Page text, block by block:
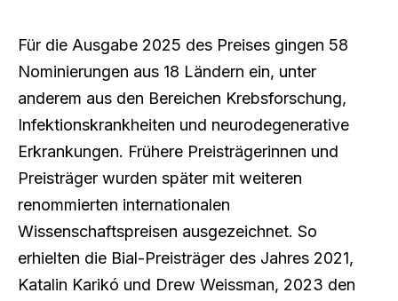
Für die Ausgabe 2025 des Preises gingen 58
Nominierungen aus 18 Ländern ein, unter
anderem aus den Bereichen Krebsforschung,
Infektionskrankheiten und neurodegenerative
Erkrankungen. Frühere Preisträgerinnen und
Preisträger wurden später mit weiteren
renommierten internationalen
Wissenschaftspreisen ausgezeichnet. So
erhielten die Bial-Preisträger des Jahres 2021,
Katalin Karikó und Drew Weissman, 2023 den